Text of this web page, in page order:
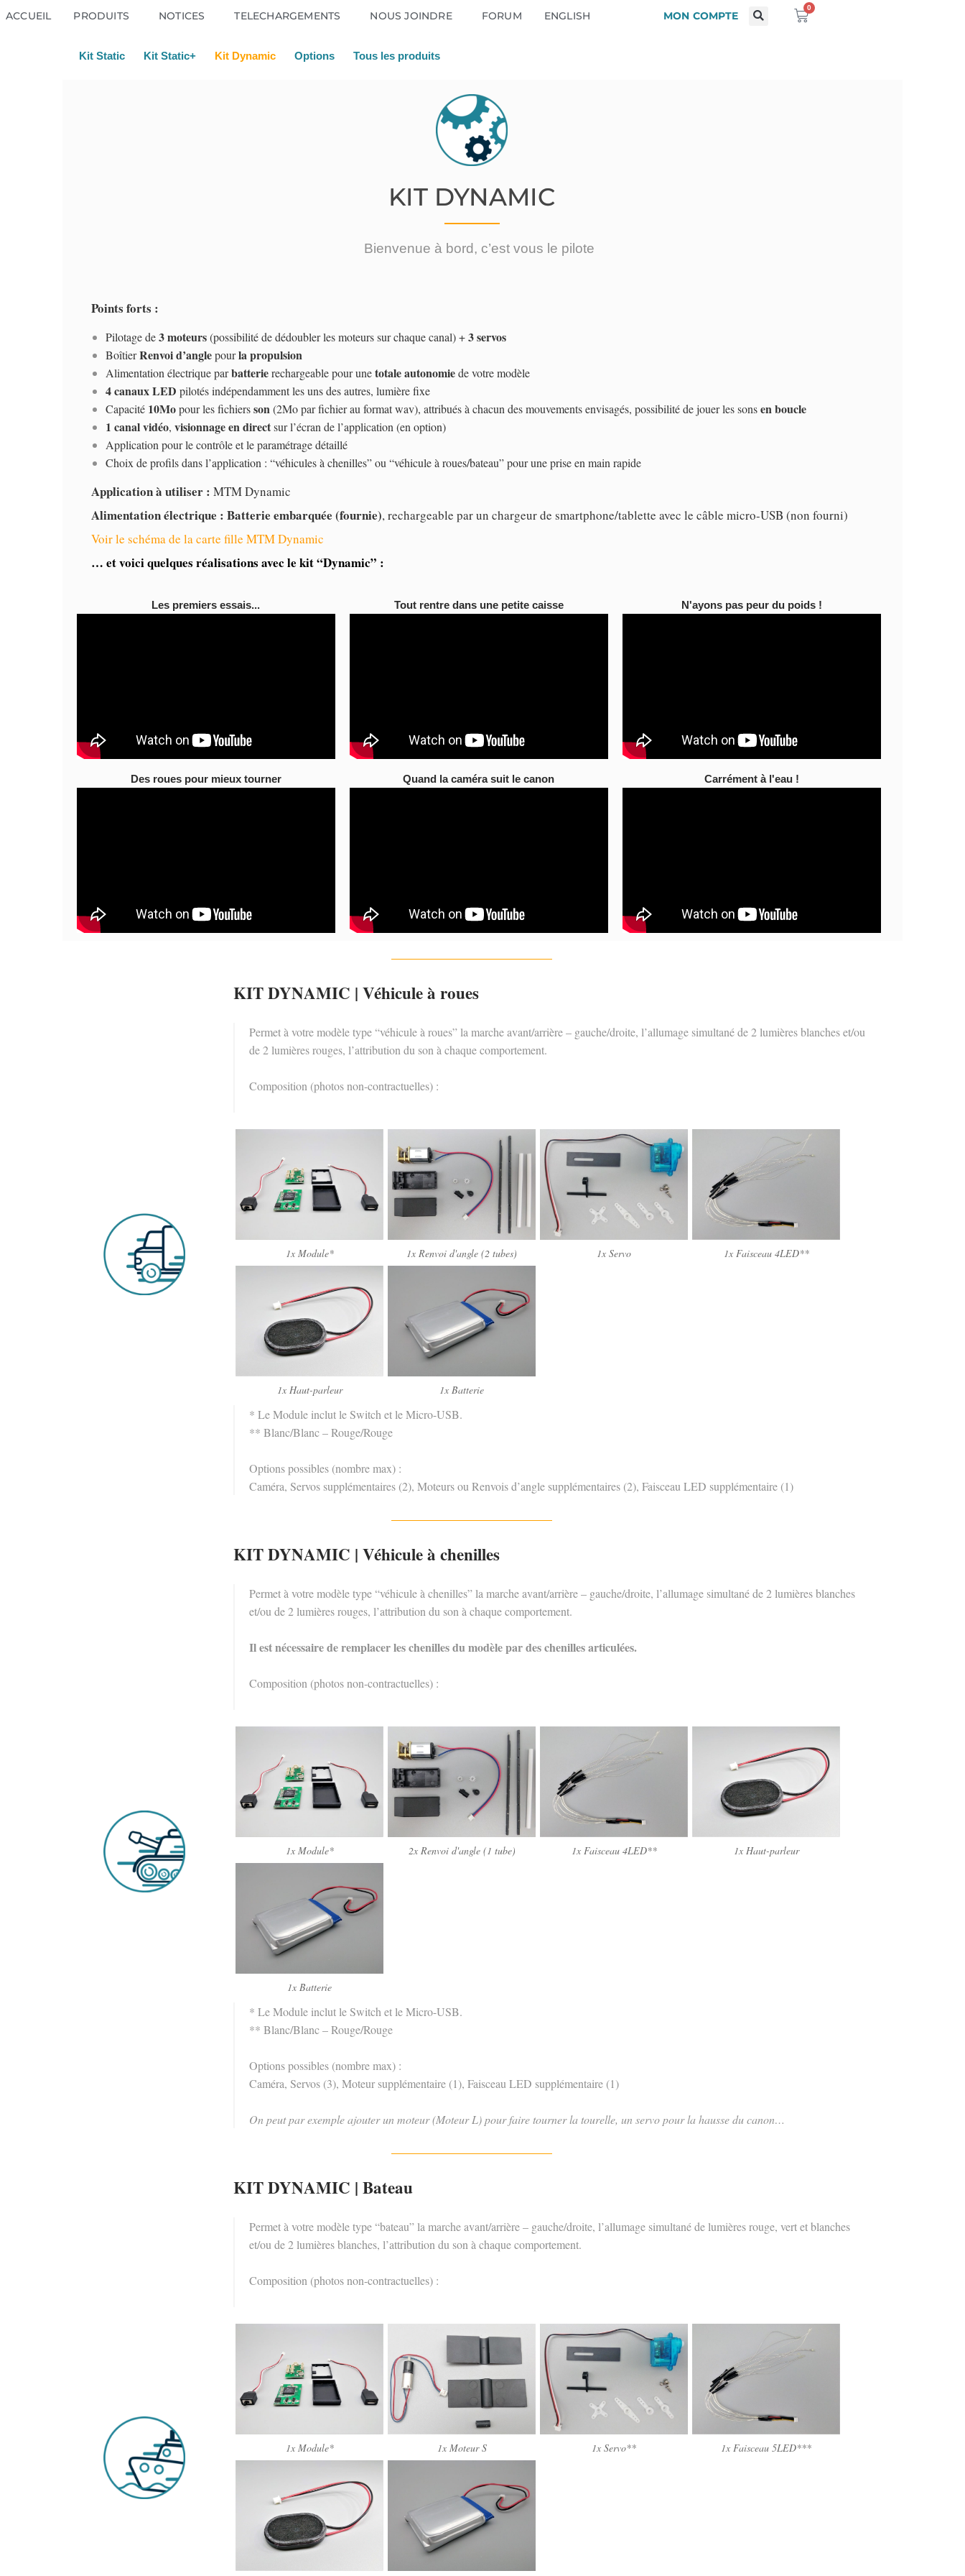
ACCUEIL PRODUITS NOTICES TELECHARGEMENTS NOUS JOINDRE FORUM ENGLISH MON COMPTE
0
Kit Static Kit Static+ Kit Dynamic Options Tous les produits
KIT DYNAMIC
Bienvenue à bord, c’est vous le pilote
Points forts :
Pilotage de3 moteurs(possibilité de dédoubler les moteurs sur chaque canal) +3 servos
BoîtierRenvoi d’anglepourla propulsion
Alimentation électrique parbatterierechargeable pour unetotale autonomiede votre modèle
4 canaux LED pilotés indépendamment les uns des autres, lumière fixe
Capacité 10Mopour les fichiersson(2Mo par fichier au format wav), attribués à chacun des mouvements envisagés, possibilité de jouer les sonsen boucle
1 canal vidéo, visionnage en directsur l’écran de l’application (en option)
Application pour le contrôle et le paramétrage détaillé
Choix de profils dans l’application : “véhicules à chenilles” ou “véhicule à roues/bateau” pour une prise en main rapide
Application à utiliser : MTM Dynamic
Alimentation électrique : Batterie embarquée (fournie), rechargeable par un chargeur de smartphone/tablette avec le câble micro-USB (non fourni)
Voir le schéma de la carte fille MTM Dynamic
… et voici quelques réalisations avec le kit “Dynamic” :
Les premiers essais... Tout rentre dans une petite caisse N'ayons pas peur du poids !
Des roues pour mieux tourner Quand la caméra suit le canon Carrément à l'eau !
KIT DYNAMIC | Véhicule à roues
Permet à votre modèle type “véhicule à roues” la marche avant/arrière – gauche/droite, l’allumage simultané de 2 lumières blanches et/ou
de 2 lumières rouges, l’attribution du son à chaque comportement.
Composition (photos non-contractuelles) :
1x Module* 1x Renvoi d'angle (2 tubes) 1x Servo 1x Faisceau 4LED**
1x Haut-parleur 1x Batterie
* Le Module inclut le Switch et le Micro-USB.
** Blanc/Blanc – Rouge/Rouge
Options possibles (nombre max) :
Caméra, Servos supplémentaires (2), Moteurs ou Renvois d’angle supplémentaires (2), Faisceau LED supplémentaire (1)
KIT DYNAMIC | Véhicule à chenilles
Permet à votre modèle type “véhicule à chenilles” la marche avant/arrière – gauche/droite, l’allumage simultané de 2 lumières blanches
et/ou de 2 lumières rouges, l’attribution du son à chaque comportement.
Il est nécessaire de remplacer les chenilles du modèle par des chenilles articulées.
Composition (photos non-contractuelles) :
1x Module* 2x Renvoi d'angle (1 tube) 1x Faisceau 4LED** 1x Haut-parleur
1x Batterie
* Le Module inclut le Switch et le Micro-USB.
** Blanc/Blanc – Rouge/Rouge
Options possibles (nombre max) :
Caméra, Servos (3), Moteur supplémentaire (1), Faisceau LED supplémentaire (1)
On peut par exemple ajouter un moteur (Moteur L) pour faire tourner la tourelle, un servo pour la hausse du canon…
KIT DYNAMIC | Bateau
Permet à votre modèle type “bateau” la marche avant/arrière – gauche/droite, l’allumage simultané de lumières rouge, vert et blanches
et/ou de 2 lumières blanches, l’attribution du son à chaque comportement.
Composition (photos non-contractuelles) :
1x Module* 1x Moteur S 1x Servo** 1x Faisceau 5LED***